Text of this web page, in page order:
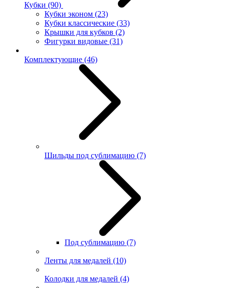
Кубки (90)
Кубки эконом (23)
Кубки классические (33)
Крышки для кубков (2)
Фигурки видовые (31)
Комплектующие (46)
Шильды под сублимацию (7)
Под сублимацию (7)
Ленты для медалей (10)
Колодки для медалей (4)